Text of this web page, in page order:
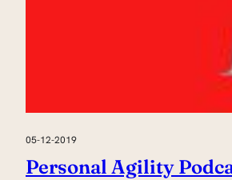
05-12-2019
Personal Agility